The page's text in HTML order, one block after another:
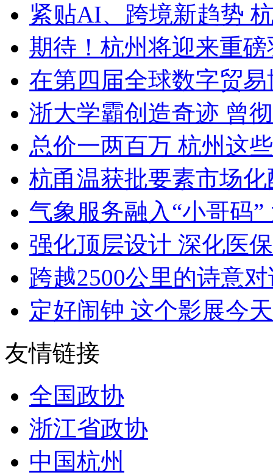
紧贴AI、跨境新趋势
期待！杭州将迎来重
在第四届全球数字贸
浙大学霸创造奇迹 曾
总价一两百万 杭州这
杭甬温获批要素市场
气象服务融入“小哥码”
强化顶层设计 深化医
跨越2500公里的诗意
定好闹钟 这个影展今
友情链接
全国政协
浙江省政协
中国杭州